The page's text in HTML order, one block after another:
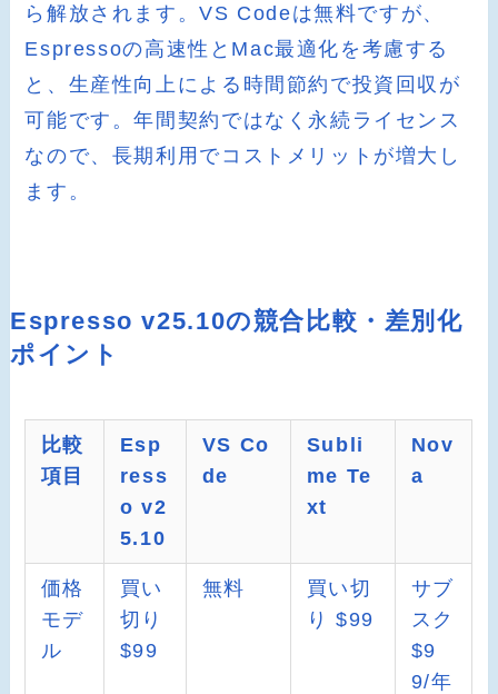
ら解放されます。VS Codeは無料ですが、
Espressoの高速性とMac最適化を考慮する
と、生産性向上による時間節約で投資回収が
可能です。年間契約ではなく永続ライセンス
なので、長期利用でコストメリットが増大し
ます。
Espresso v25.10の競合比較・差別化
ポイント
比較
項目
Esp
ress
o v2
5.10
VS Co
de
Subli
me Te
xt
Nov
a
価格
モデ
ル
買い
切り
$99
無料
買い切
り $99
サブ
スク
$9
9/年